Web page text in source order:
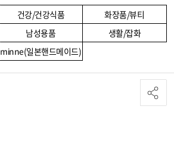
건강/건강식품
화장품/뷰티
남성용품
생활/잡화
minne(일본핸드메이드)